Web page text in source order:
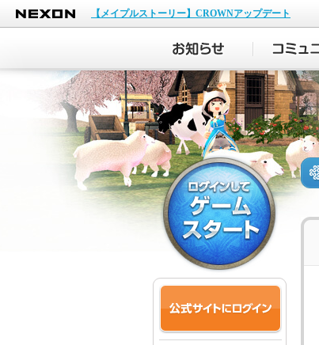
NEXON
【メイプルストーリー】CROWNアップデート